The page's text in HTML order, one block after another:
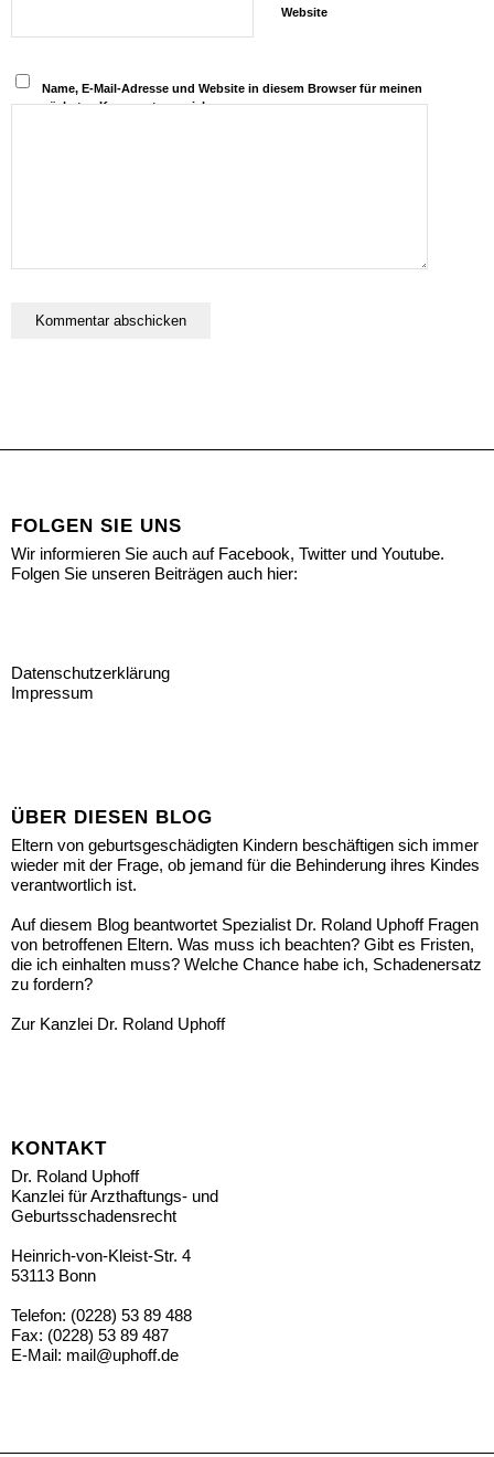
Website
Name, E-Mail-Adresse und Website in diesem Browser für meinen
nächsten Kommentar speichern.
FOLGEN SIE UNS
Wir informieren Sie auch auf Facebook, Twitter und Youtube.
Folgen Sie unseren Beiträgen auch hier:
Datenschutzerklärung
Impressum
ÜBER DIESEN BLOG
Eltern von geburtsgeschädigten Kindern beschäftigen sich immer
wieder mit der Frage, ob jemand für die Behinderung ihres Kindes
verantwortlich ist.
Auf diesem Blog beantwortet Spezialist Dr. Roland Uphoff Fragen
von betroffenen Eltern. Was muss ich beachten? Gibt es Fristen,
die ich einhalten muss? Welche Chance habe ich, Schadenersatz
zu fordern?
Zur Kanzlei Dr. Roland Uphoff
KONTAKT
Dr. Roland Uphoff
Kanzlei für Arzthaftungs- und
Geburtsschadensrecht
Heinrich-von-Kleist-Str. 4
53113 Bonn
Telefon: (0228) 53 89 488
Fax: (0228) 53 89 487
E-Mail: mail@uphoff.de